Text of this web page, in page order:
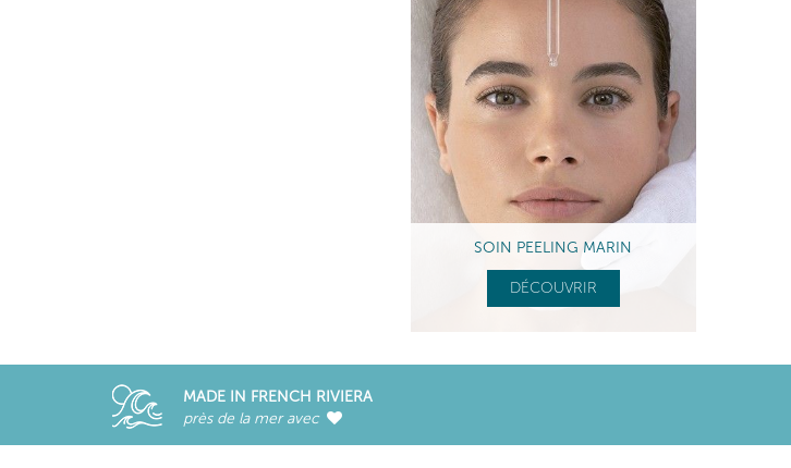
SOIN PEELING MARIN
DÉCOUVRIR
MADE IN FRENCH RIVIERA
près de la mer avec